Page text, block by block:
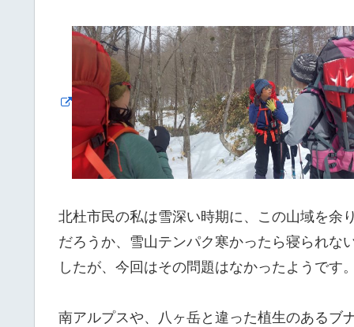
北杜市民の私は雪深い時期に、この山域を余
だろうか、雪山テンパク寒かったら寝られな
したが、今回はその問題はなかったようです
南アルプスや、八ヶ岳と違った植生のあるブ